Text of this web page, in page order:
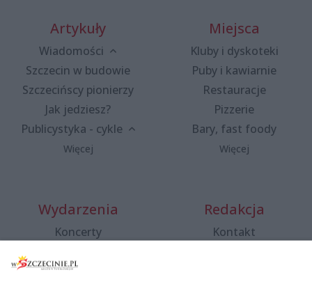
Artykuły
Wiadomości
Szczecin w budowie
Szczecińscy pionierzy
Jak jedziesz?
Publicystyka - cykle
Więcej
Miejsca
Kluby i dyskoteki
Puby i kawiarnie
Restauracje
Pizzerie
Bary, fast foody
Więcej
Wydarzenia
Koncerty
Spacery i oprowadzania
Redakcja
Kontakt